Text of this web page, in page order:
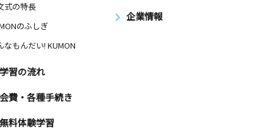
式の特長
のふしぎ
なもんだい! KUMON
学習の流れ
会費・各種手続き
無料体験学習
企業情報